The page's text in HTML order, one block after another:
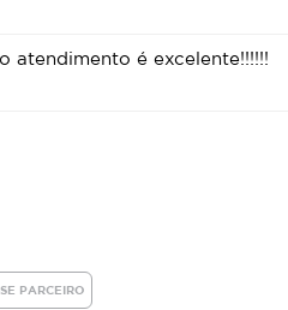
atendimento é excelente!!!!!!
PARCEIRO